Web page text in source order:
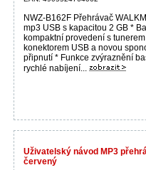
NWZ-B162F Přehrávač
mp3 USB s kapacitou 2 GB *
kompaktní provedení s
konektorem USB a novou
připnutí * Funkce zvýraznění
rychlé nabíjení...
Uživatelský návod MP3
červený